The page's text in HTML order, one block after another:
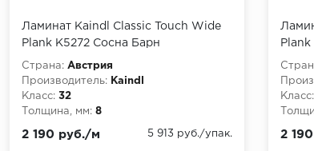
Ламинат Kaindl Classic Touch Wide
Plank K5272 Сосна Барн
многополосная, упаковка 2.7 м
Страна: Австрия
Производитель:
Kaindl
Класс: 32
Толщина, мм: 8
2 190 руб./м 5 913 руб./упак.
Класс:
2